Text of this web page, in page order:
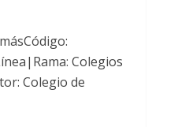
Colegios
Colegio de